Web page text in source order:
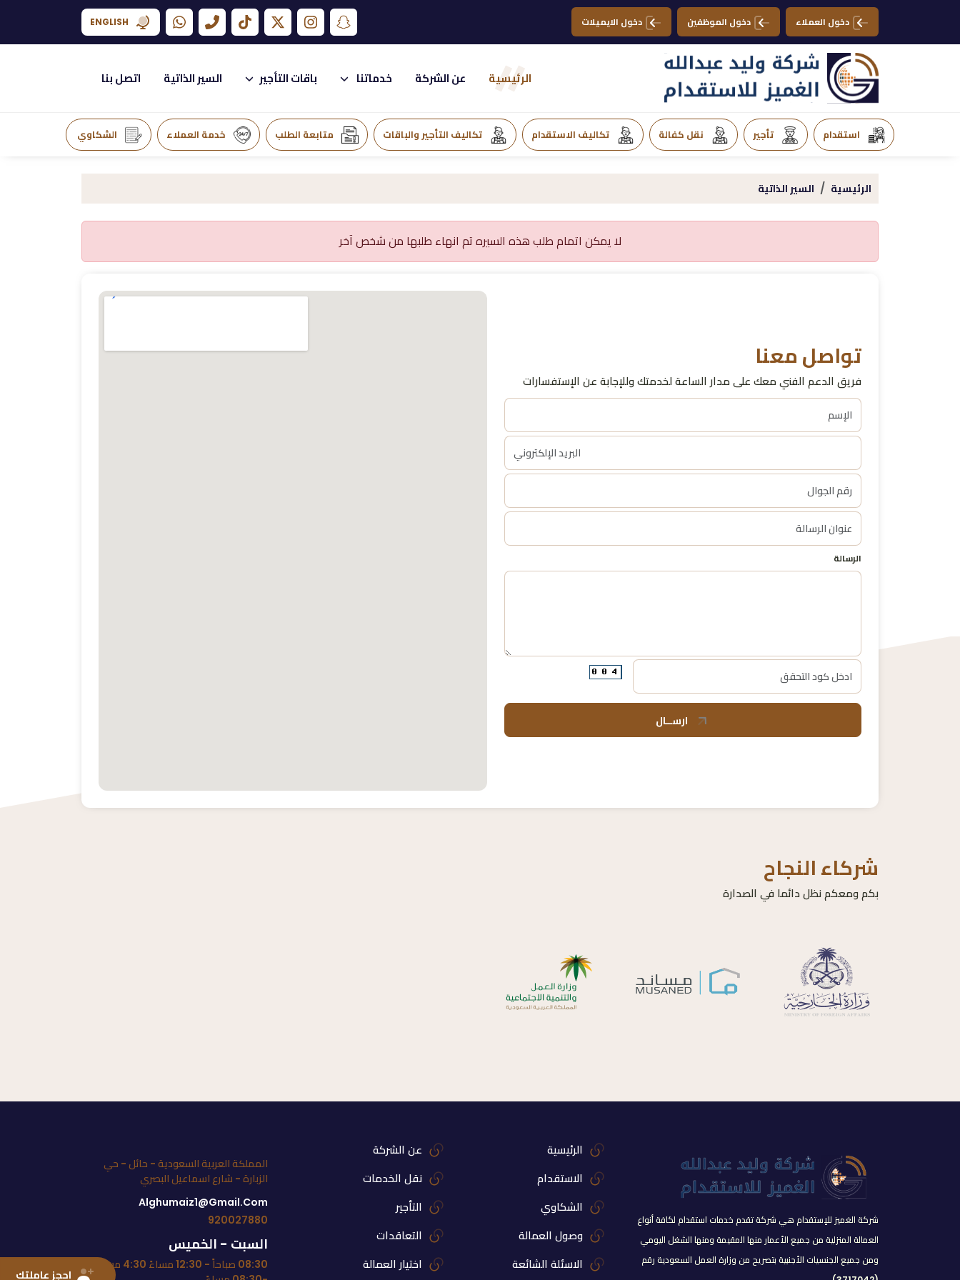
احجز عاملتك
دخول العملاء دخول الموظفين دخول الايميلات ENGLISH
الرئيسية عن الشركة خدماتنا باقات التأجير السير الذاتية اتصل بنا
استقدام تأجير نقل كفالة تكاليف الاستقدام تكاليف التأجير والباقات متابعة الطلب خدمة العملاء الشكاوي
الرئيسية السير الذاتية
لا يمكن اتمام طلب هذه السيره تم انهاء طلبها من شخص آخر
تواصل معنا
فريق الدعم الفني معك على مدار الساعة لخدمتك وللإجابة عن الإستفسارات
الرسالة
ارســال
شركاء النجاح
بكم ومعكم نظل دائما في الصدارة
شركة الغميز للإستقدام هي شركة تقدم خدمات استقدام لكافة أنواع
العمالة المنزلية من جميع الأعمار منها المقيمة ومنها الشغل اليومي
ومن جميع الجنسيات الأجنبية بتصريح من وزارة العمل السعودية رقم
الرئيسية
عن الشركة
الاستقدام
نقل الخدمات
الشكاوي
التأجير
وصول العمالة
التعاقدات
الاسئلة الشائعة
اختيار العمالة
المملكة العربية السعودية - حائل - حي
الزبارة - شارع اسماعيل البصري
Alghumaiz1@gmail.com
920027880
السبت - الخميس
08:30 صباحاً - 12:30 مساءً 4:30 مساءً